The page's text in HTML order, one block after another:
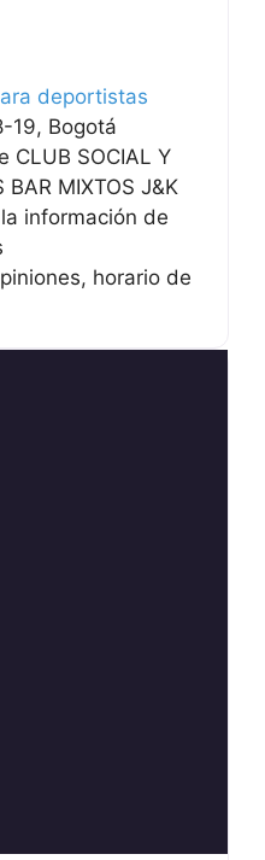
deportistas
19, Bogotá
CLUB SOCIAL Y
BAR MIXTOS J&K
información de
horario de